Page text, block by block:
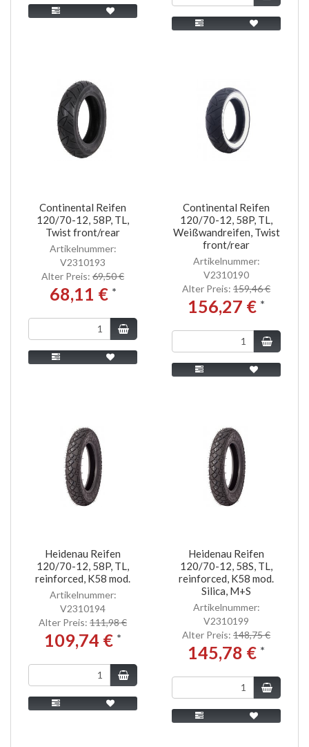
Continental Reifen
120/70-12, 58P, TL,
Twist front/rear
Artikelnummer:
V2310193
Alter Preis: 69,50 €
68,11 € *
Continental Reifen
120/70-12, 58P, TL,
Weißwandreifen, Twist
front/rear
Artikelnummer:
V2310190
Alter Preis: 159,46 €
156,27 € *
Heidenau Reifen
120/70-12, 58P, TL,
reinforced, K58 mod.
Artikelnummer:
V2310194
Alter Preis: 111,98 €
109,74 € *
Heidenau Reifen
120/70-12, 58S, TL,
reinforced, K58 mod.
Silica, M+S
Artikelnummer:
V2310199
Alter Preis: 148,75 €
145,78 € *